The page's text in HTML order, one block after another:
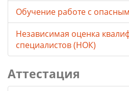
Обучение работе с
Независимая оценка
специалистов (НОК)
Аттестация